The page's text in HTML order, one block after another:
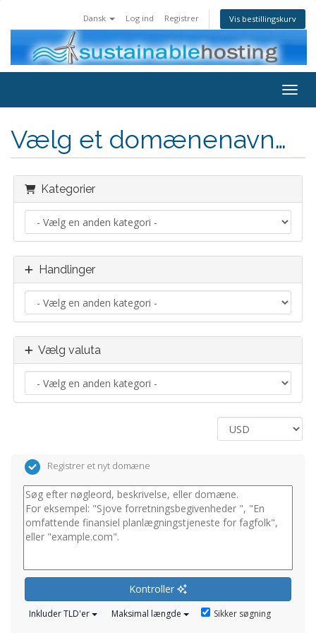
Dansk Log ind Registrer Vis bestillingskurv
Vælg et domænenavn…
Kategorier
Handlinger
Vælg valuta
Registrer et nyt domæne
Kontroller
Inkluder TLD'er Maksimal længde Sikker søgning